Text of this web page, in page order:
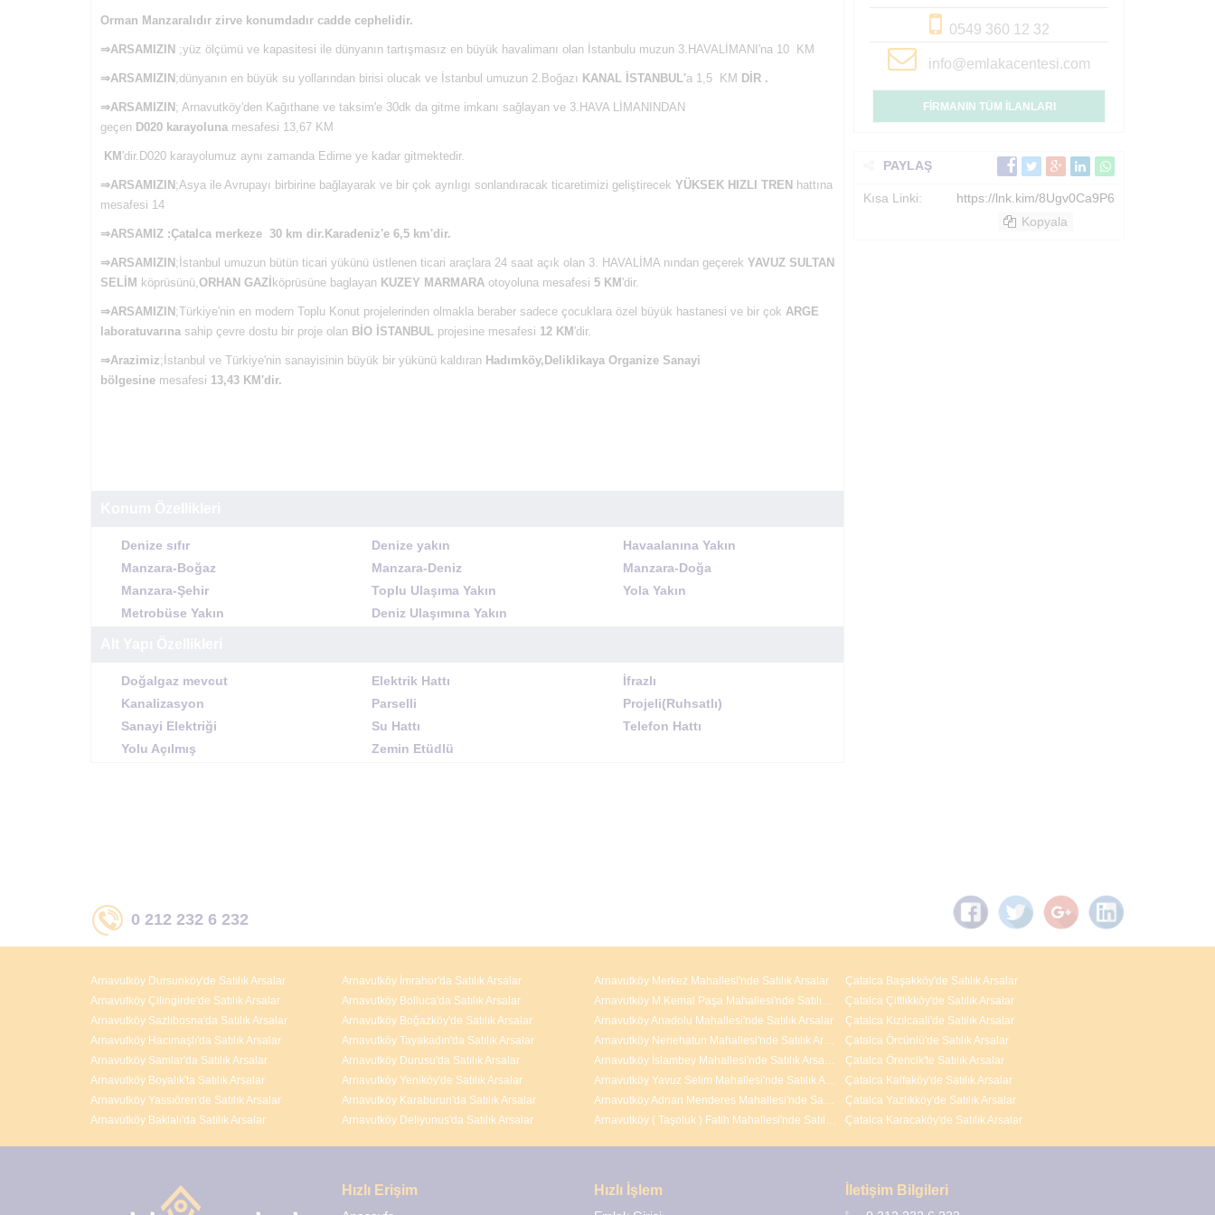
Orman Manzaralıdır zirve konumdadır cadde cephelidir.
⇒ARSAMIZIN ;yüz ölçümü ve kapasitesi ile dünyanın tartışmasız en büyük havalimanı olan İstanbulu muzun 3.HAVALİMANI'na 10 KM
⇒ARSAMIZIN ;dünyanın en büyük su yollarından birisi olucak ve İstanbul umuzun 2.Boğazı KANAL İSTANBUL'a 1,5 KM DİR .
⇒ARSAMIZIN ; Arnavutköy'den Kağıthane ve taksim'e 30dk da gitme imkanı sağlayan ve 3.HAVA LİMANINDAN
geçen D020 karayoluna mesafesi 13,67 KM
KM 'dir.D020 karayolumuz aynı zamanda Edirne ye kadar gitmektedir.
⇒ARSAMIZIN ;Asya ile Avrupayı birbirine bağlayarak ve bir çok ayrılıgı sonlandıracak ticaretimizi geliştirecek YÜKSEK HIZLI TREN hattına
mesafesi 14
⇒ARSAMIZ :Çatalca merkeze 30 km dir. Karadeniz'e 6,5 km'dir.
⇒ARSAMIZIN ;İstanbul umuzun bütün ticari yükünü üstlenen ticari araçlara 24 saat açık olan 3. HAVALİMA nından geçerek YAVUZ SULTAN
SELİM köprüsünü,ORHAN GAZİ köprüsüne baglayan KUZEY MARMARA otoyoluna mesafesi 5 KM 'dir.
⇒ARSAMIZIN ;Türkiye'nin en modern Toplu Konut projelerinden olmakla beraber sadece çocuklara özel büyük hastanesi ve bir çok ARGE
laboratuvarına sahip çevre dostu bir proje olan BİO İSTANBUL projesine mesafesi 12 KM 'dir.
⇒Arazimiz;İstanbul ve Türkiye'nin sanayisinin büyük bir yükünü kaldıran Hadımköy,Deliklikaya Organize Sanayi
bölgesine mesafesi 13,43 KM'dir.
Denize sıfır Denize yakın
Havaalanına Yakın
Manzara-Boğaz
Manzara-Deniz
Manzara-Doğa
Manzara-Şehir
Toplu Ulaşıma Yakın
Yola Yakın
Metrobüse Yakın
Deniz Ulaşımına Yakın
Doğalgaz mevcut Elektrik Hattı
İfrazlı
Kanalizasyon
Parselli
Projeli(Ruhsatlı)
Sanayi Elektriği
Su Hattı
Telefon Hattı
Yolu Açılmış
Zemin Etüdlü
0549 360 12 32
info@emlakacentesi.com
FİRMANIN TÜM İLANLARI
PAYLAŞ
Kısa Linki:
https://lnk.kim/8Ugv0Ca9P6
Kopyala
0 212 232 6 232
Arnavutköy Dursunköy'de Satılık Arsalar
Arnavutköy Çilingirde'de Satılık Arsalar
Arnavutköy Sazlıbosna'da Satılık Arsalar
Arnavutköy Hacımaşlı'da Satılık Arsalar
Arnavutköy Samlar'da Satılık Arsalar
Arnavutköy Boyalık'ta Satılık Arsalar
Arnavutköy Yassıören'de Satılık Arsalar
Arnavutköy Baklalı'da Satılık Arsalar
Arnavutköy İmrahor'da Satılık Arsalar
Arnavutköy Bolluca'da Satılık Arsalar
Arnavutköy Boğazköy'de Satılık Arsalar
Arnavutköy Tayakadın'da Satılık Arsalar
Arnavutköy Durusu'da Satılık Arsalar
Arnavutköy Yeniköy'de Satılık Arsalar
Arnavutköy Karaburun'da Satılık Arsalar
Arnavutköy Deliyunus'da Satılık Arsalar
Arnavutköy Merkez Mahallesi'nde Satılık Arsalar
Arnavutköy M.Kemal Paşa Mahallesi'nde Satılık Arsalar
Arnavutköy Anadolu Mahallesi'nde Satılık Arsalar
Arnavutköy Nenehatun Mahallesi'nde Satılık Arsalar
Arnavutköy İslambey Mahallesi'nde Satılık Arsalar
Arnavutköy Yavuz Selim Mahallesi'nde Satılık Arsalar
Arnavutköy Adnan Menderes Mahallesi'nde Satılık Arsalar
Arnavutköy ( Taşoluk ) Fatih Mahallesi'nde Satılık Arsalar
Çatalca Başakköy'de Satılık Arsalar
Çatalca Çiftlikköy'de Satılık Arsalar
Çatalca Kızılcaali'de Satılık Arsalar
Çatalca Örcünlü'de Satılık Arsalar
Çatalca Örencik'te Satılık Arsalar
Çatalca Kalfaköy'de Satılık Arsalar
Çatalca Yazlıkköy'de Satılık Arsalar
Çatalca Karacaköy'de Satılık Arsalar
Hızlı Erişim Hızlı İşlem İletişim Bilgileri